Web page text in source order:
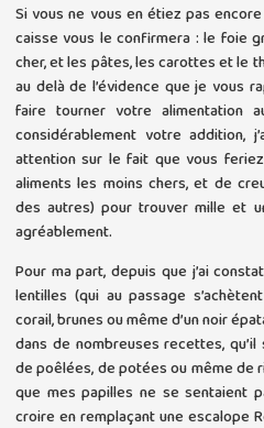
Si vous ne vous en étiez pas
caisse vous le confirmera : le foie
cher, et les pâtes, les carottes et le
au delà de l’évidence que je vous
faire tourner votre alimentation
considérablement votre addition,
attention sur le fait que vous
aliments les moins chers, et de
des autres) pour trouver mille et
agréablement.
Pour ma part, depuis que j’ai
lentilles (qui au passage
corail, brunes ou même d’un noir
dans de nombreuses recettes, qu’il
de poêlées, de potées ou même de
que mes papilles ne se sentaient
croire en remplaçant une escalope